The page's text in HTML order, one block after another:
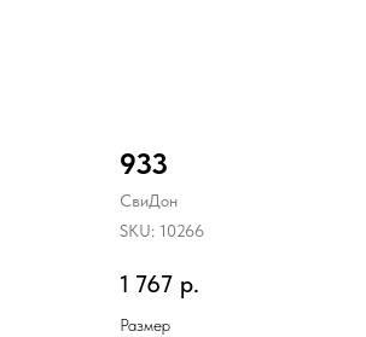
933
СвиДон
SKU: 10266
1 767 р.
Размер